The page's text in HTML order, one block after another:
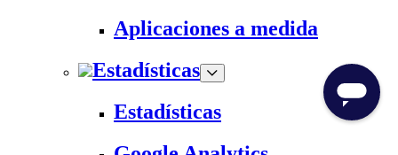
Aplicaciones a medida
Estadísticas
Estadísticas